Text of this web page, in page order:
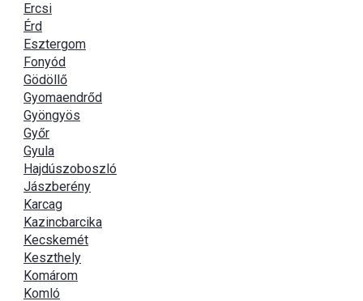
Ercsi
Érd
Esztergom
Fonyód
Gödöllő
Gyomaendrőd
Gyöngyös
Győr
Gyula
Hajdúszoboszló
Jászberény
Karcag
Kazincbarcika
Kecskemét
Keszthely
Komárom
Komló